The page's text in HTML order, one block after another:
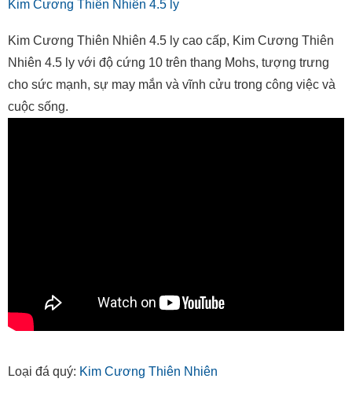
Kim Cương Thiên Nhiên 4.5 ly
Kim Cương Thiên Nhiên 4.5 ly cao cấp, Kim Cương Thiên
Nhiên 4.5 ly với độ cứng 10 trên thang Mohs, tượng trưng
cho sức mạnh, sự may mắn và vĩnh cửu trong công việc và
cuộc sống.
Loại đá quý: Kim Cương Thiên Nhiên